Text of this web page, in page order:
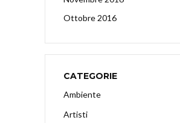
Ottobre 2016
CATEGORIE
Ambiente
Artisti